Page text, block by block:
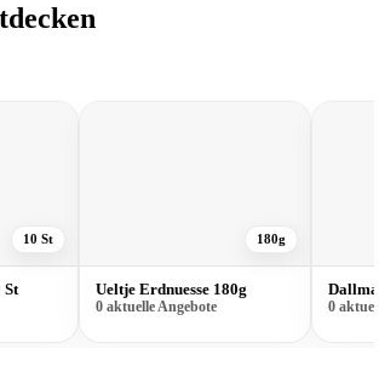
10 St
St
180g
Ueltje Erdnuesse 180g
0 aktuelle Angebote 0